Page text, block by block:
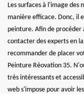
Les surfaces à l'image des
manière efficace. Donc, il
peinture. Afin de procéder
contacter des experts en
recommander de placer
Peinture Réovation 35.
très intéressants et
web s'impose pour avoir